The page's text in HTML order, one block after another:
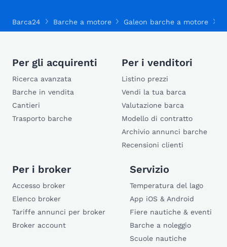
Barca24 Barche a motore Galeon barche a motore
Per gli acquirenti
Ricerca avanzata
Barche in vendita
Cantieri
Trasporto barche
Per i venditori
Listino prezzi
Vendi la tua barca
Valutazione barca
Modello di contratto
Archivio annunci barche
Recensioni clienti
Per i broker
Accesso broker
Elenco broker
Tariffe annunci per broker
Broker account
Servizio
Temperatura del lago
App iOS & Android
Fiere nautiche & eventi
Barche a noleggio
Scuole nautiche